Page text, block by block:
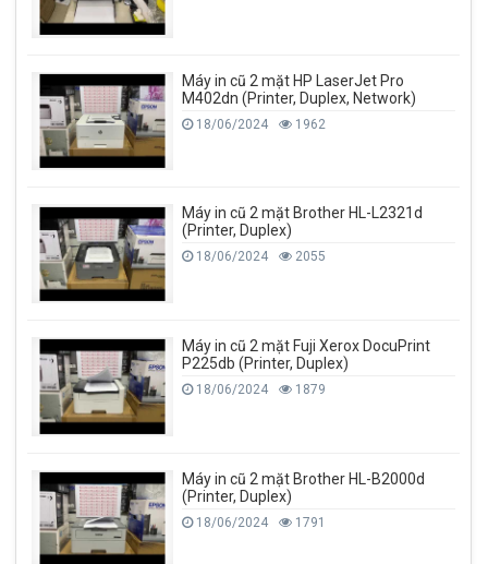
Máy in cũ 2 mặt HP LaserJet Pro
M402dn (Printer, Duplex, Network)
18/06/2024 1962
Máy in cũ 2 mặt Brother HL-L2321d
(Printer, Duplex)
18/06/2024 2055
Máy in cũ 2 mặt Fuji Xerox DocuPrint
P225db (Printer, Duplex)
18/06/2024 1879
Máy in cũ 2 mặt Brother HL-B2000d
(Printer, Duplex)
18/06/2024 1791